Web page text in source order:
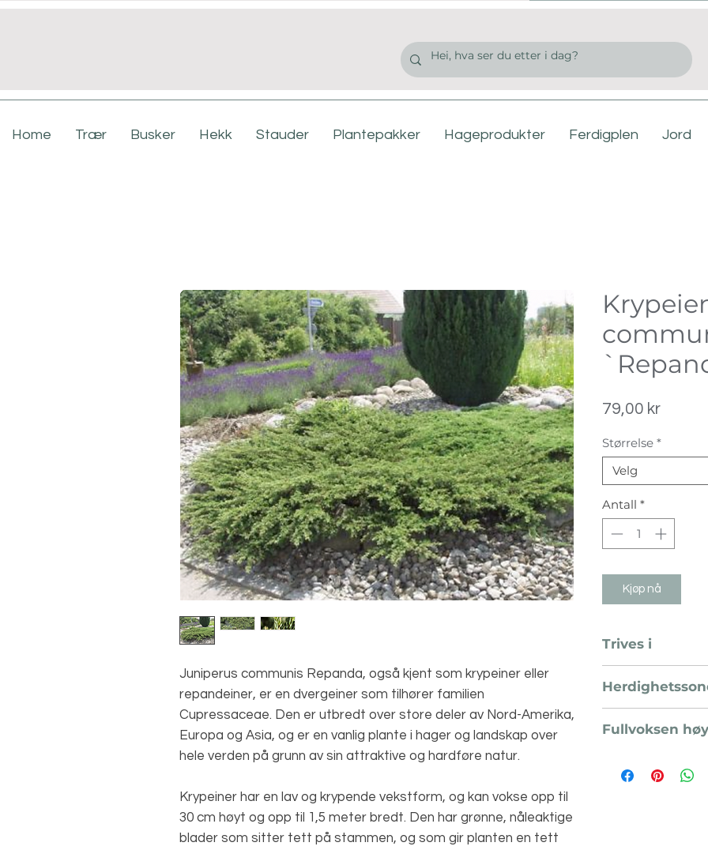
Home Trær Busker Hekk Stauder Plantepakker Hageprodukter Ferdigplen Jord
Juniperus communis Repanda, også kjent som krypeiner eller
repandeiner, er en dvergeiner som tilhører familien
Cupressaceae. Den er utbredt over store deler av Nord-Amerika,
Europa og Asia, og er en vanlig plante i hager og landskap over
hele verden på grunn av sin attraktive og hardføre natur.
Krypeiner har en lav og krypende vekstform, og kan vokse opp til
30 cm høyt og opp til 1,5 meter bredt. Den har grønne, nåleaktige
blader som sitter tett på stammen, og som gir planten en tett
79,00 krPris
Størrelse *
Velg
Antall *
Kjøp nå
Trives i
Fullvoksen